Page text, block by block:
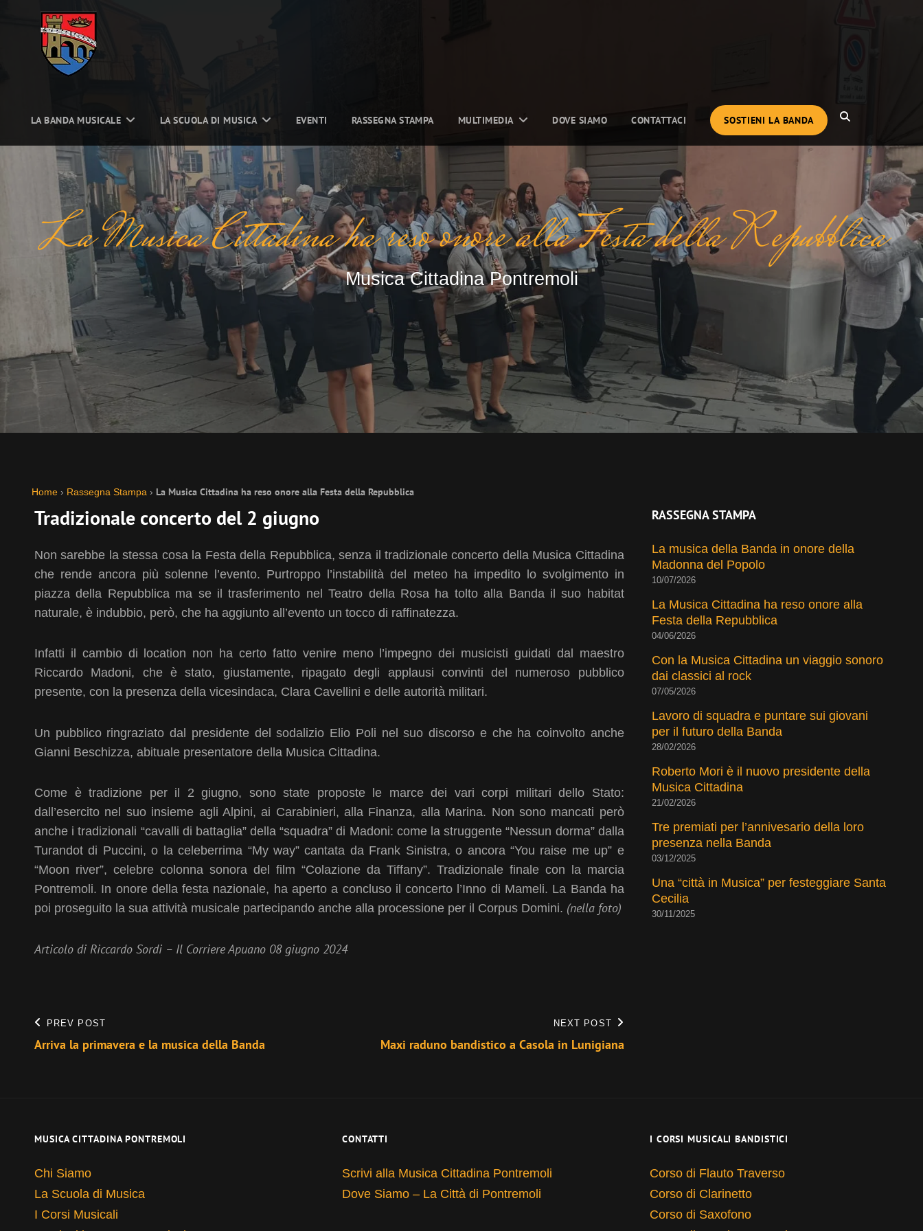
LA BANDA MUSICALE LA SCUOLA DI MUSICA EVENTI RASSEGNA STAMPA MULTIMEDIA DOVE SIAMO CONTATTACI SOSTIENI LA BANDA
La Musica Cittadina ha reso onore alla Festa della Repubblica
Musica Cittadina Pontremoli
Home › Rassegna Stampa › La Musica Cittadina ha reso onore alla Festa della Repubblica
Tradizionale concerto del 2 giugno
Non sarebbe la stessa cosa la Festa della Repubblica, senza il tradizionale concerto della Musica Cittadina
che rende ancora più solenne l’evento. Purtroppo l’instabilità del meteo ha impedito lo svolgimento in
piazza della Repubblica ma se il trasferimento nel Teatro della Rosa ha tolto alla Banda il suo habitat
naturale, è indubbio, però, che ha aggiunto all’evento un tocco di raffinatezza.
Infatti il cambio di location non ha certo fatto venire meno l’impegno dei musicisti guidati dal maestro
Riccardo Madoni, che è stato, giustamente, ripagato degli applausi convinti del numeroso pubblico
presente, con la presenza della vicesindaca, Clara Cavellini e delle autorità militari.
Un pubblico ringraziato dal presidente del sodalizio Elio Poli nel suo discorso e che ha coinvolto anche
Gianni Beschizza, abituale presentatore della Musica Cittadina.
Come è tradizione per il 2 giugno, sono state proposte le marce dei vari corpi militari dello Stato:
dall’esercito nel suo insieme agli Alpini, ai Carabinieri, alla Finanza, alla Marina. Non sono mancati però
anche i tradizionali “cavalli di battaglia” della “squadra” di Madoni: come la struggente “Nessun dorma” dalla
Turandot di Puccini, o la celeberrima “My way” cantata da Frank Sinistra, o ancora “You raise me up” e
“Moon river”, celebre colonna sonora del film “Colazione da Tiffany”. Tradizionale finale con la marcia
Pontremoli. In onore della festa nazionale, ha aperto a concluso il concerto l’Inno di Mameli. La Banda ha
poi proseguito la sua attività musicale partecipando anche alla processione per il Corpus Domini. (nella foto)
Articolo di Riccardo Sordi – Il Corriere Apuano 08 giugno 2024
Navigazione
articoli
Previous
Post
PREV POST
Arriva la primavera e la musica della Banda
NEXT POST
Maxi raduno bandistico a Casola in Lunigiana
RASSEGNA STAMPA
La musica della Banda in onore della
Madonna del Popolo
10/07/2026
La Musica Cittadina ha reso onore alla
Festa della Repubblica
04/06/2026
Con la Musica Cittadina un viaggio sonoro
dai classici al rock
07/05/2026
Lavoro di squadra e puntare sui giovani
per il futuro della Banda
28/02/2026
Roberto Mori è il nuovo presidente della
Musica Cittadina
21/02/2026
Tre premiati per l’annivesario della loro
presenza nella Banda
03/12/2025
Una “città in Musica” per festeggiare Santa
Cecilia
30/11/2025
MUSICA CITTADINA PONTREMOLI
Chi Siamo
La Scuola di Musica
I Corsi Musicali
CONTATTI
Scrivi alla Musica Cittadina Pontremoli
Dove Siamo – La Città di Pontremoli
I CORSI MUSICALI BANDISTICI
Corso di Flauto Traverso
Corso di Clarinetto
Corso di Saxofono